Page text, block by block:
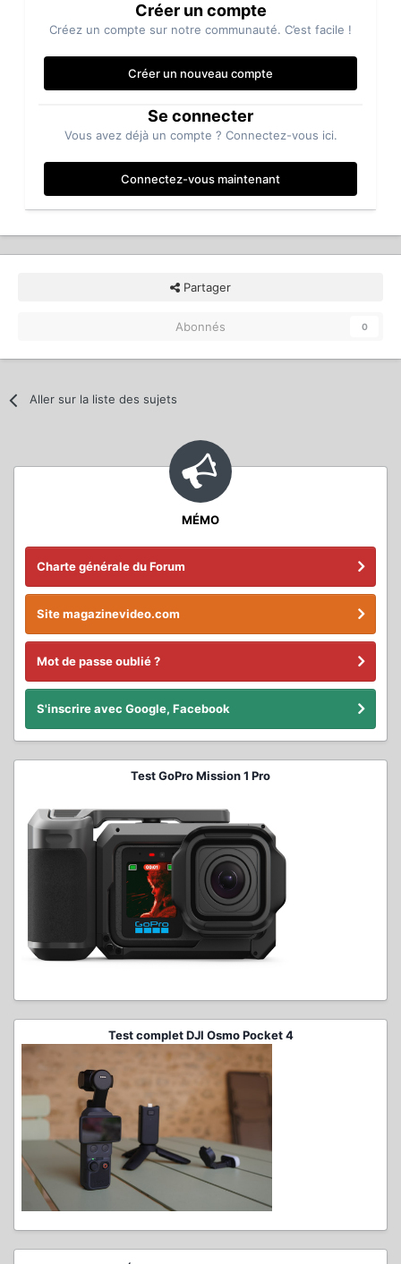
Créer un compte
Créez un compte sur notre communauté. C’est facile !
Créer un nouveau compte
Se connecter
Vous avez déjà un compte ? Connectez-vous ici.
Connectez-vous maintenant
Partager
Abonnés 0
Aller sur la liste des sujets
MÉMO
Charte générale du Forum
Site magazinevideo.com
Mot de passe oublié ?
S'inscrire avec Google, Facebook
Test GoPro Mission 1 Pro
Test complet DJI Osmo Pocket 4